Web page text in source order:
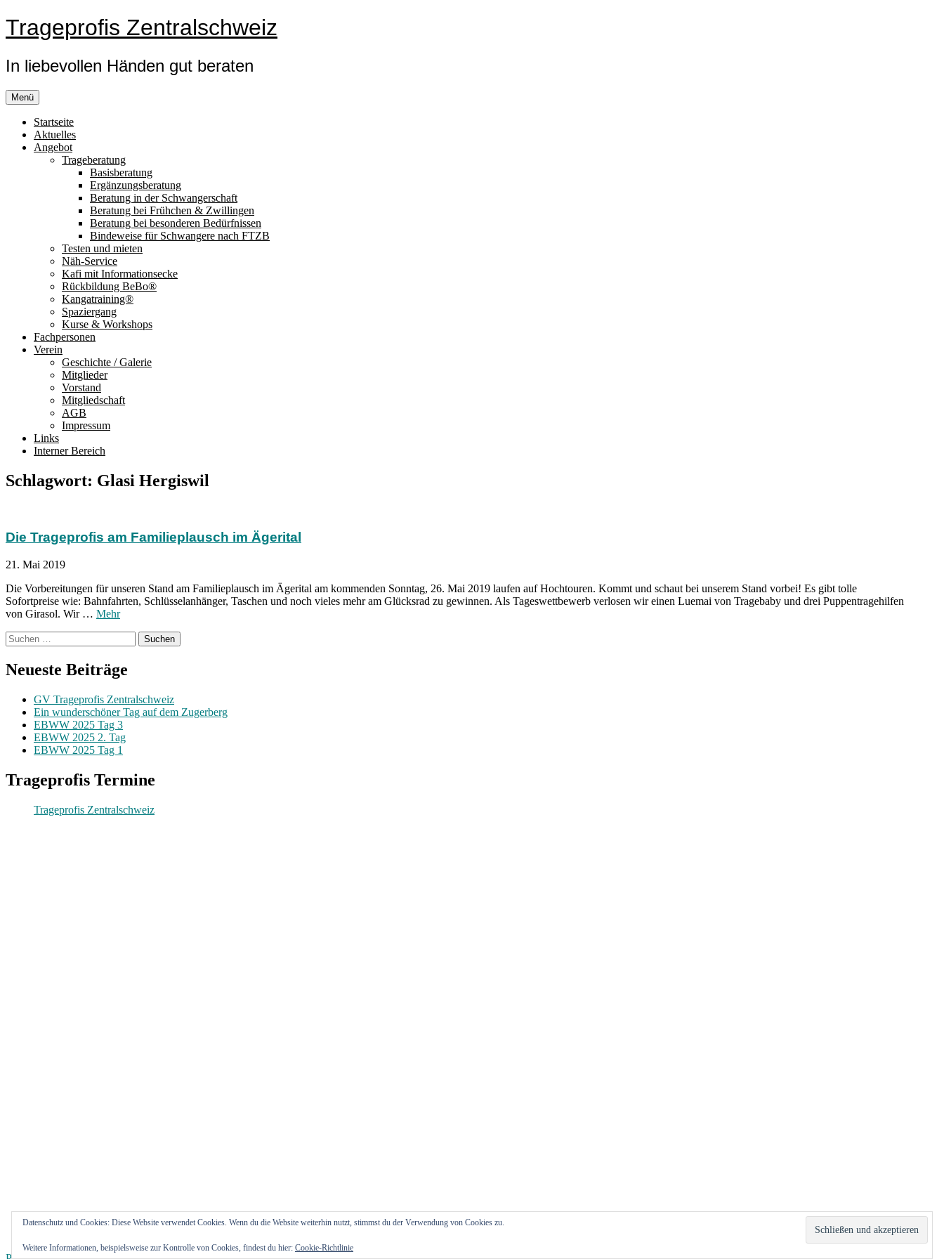
Zum
Inhalt
Trageprofis Zentralschweiz
In liebevollen Händen gut beraten
Menü
Startseite
Aktuelles
Angebot
Trageberatung
Basisberatung
Ergänzungsberatung
Beratung in der Schwangerschaft
Beratung bei Frühchen & Zwillingen
Beratung bei besonderen Bedürfnissen
Bindeweise für Schwangere nach FTZB
Testen und mieten
Näh-Service
Kafi mit Informationsecke
Rückbildung BeBo®
Kangatraining®
Spaziergang
Kurse & Workshops
Fachpersonen
Verein
Geschichte / Galerie
Mitglieder
Vorstand
Mitgliedschaft
AGB
Impressum
Links
Interner Bereich
Schlagwort: Glasi Hergiswil
Die Trageprofis am Familieplausch im Ägerital
21. Mai 2019
Die Vorbereitungen für unseren Stand am Familieplausch im Ägerital am kommenden Sonntag, 26. Mai 2019 laufen auf Hochtouren. Kommt und schaut bei unserem Stand vorbei! Es gibt tolle
Sofortpreise wie: Bahnfahrten, Schlüsselanhänger, Taschen und noch vieles mehr am Glücksrad zu gewinnen. Als Tageswettbewerb verlosen wir einen Luemai von Tragebaby und drei Puppentragehilfen
von Girasol. Wir … MehrDie
Ägerital
Hinterlasse
einen
Kommentar
Die
Trageprofis
am
Familieplausch
Ägerital
Suchen
nach:
Neueste Beiträge
GV Trageprofis Zentralschweiz
Ein wunderschöner Tag auf dem Zugerberg
EBWW 2025 Tag 3
EBWW 2025 2. Tag
EBWW 2025 Tag 1
Trageprofis Termine
Trageprofis Zentralschweiz
Datenschutz und Cookies: Diese Website verwendet Cookies. Wenn du die Website weiterhin nutzt, stimmst du der Verwendung von Cookies zu.
Weitere Informationen, beispielsweise zur Kontrolle von Cookies, findest du hier: Cookie-Richtlinie